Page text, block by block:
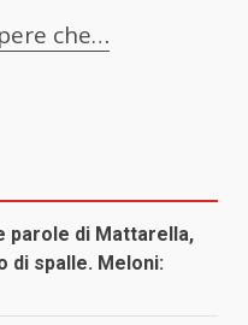
che…
parole di Mattarella,
di spalle. Meloni: